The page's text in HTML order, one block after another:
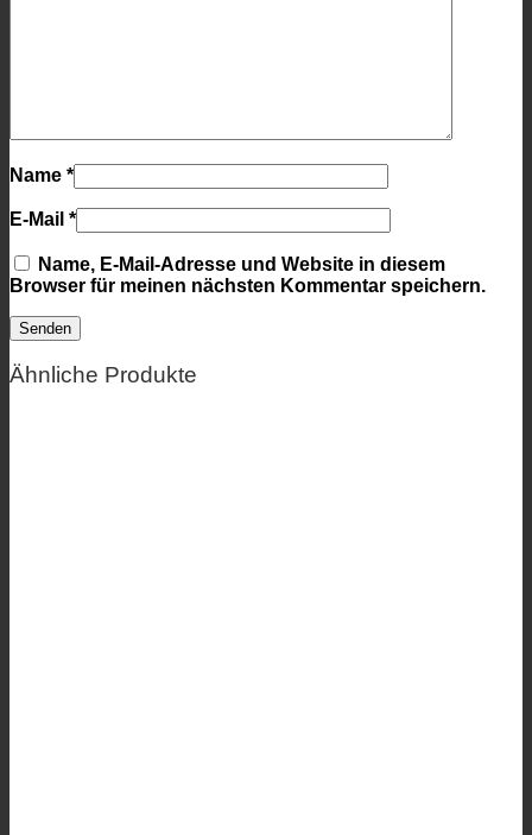
Name *
E-Mail *
Name, E-Mail-Adresse und Website in diesem
Browser für meinen nächsten Kommentar speichern.
Ähnliche Produkte